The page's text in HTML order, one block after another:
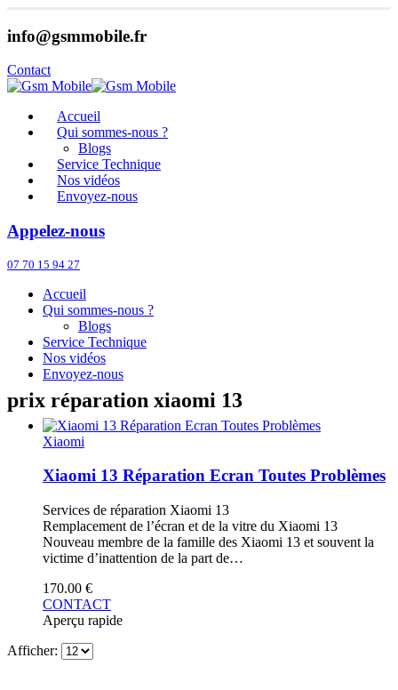
info@gsmmobile.fr
Contact
Accueil
Qui sommes-nous ?
Blogs
Service Technique
Nos vidéos
Envoyez-nous
Appelez-nous
07 70 15 94 27
Accueil
Qui sommes-nous ?
Blogs
Service Technique
Nos vidéos
Envoyez-nous
prix réparation xiaomi 13
Xiaomi
Xiaomi 13 Réparation Ecran Toutes Problèmes
Services de réparation Xiaomi 13
Remplacement de l’écran et de la vitre du Xiaomi 13
Nouveau membre de la famille des Xiaomi 13 et souvent la
victime d’inattention de la part de…
170.00 €
CONTACT
Aperçu rapide
Afficher: